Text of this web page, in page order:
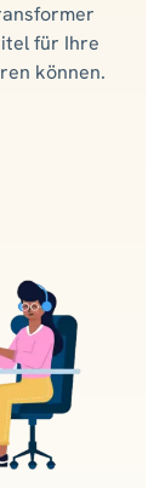
für Ihre
können.